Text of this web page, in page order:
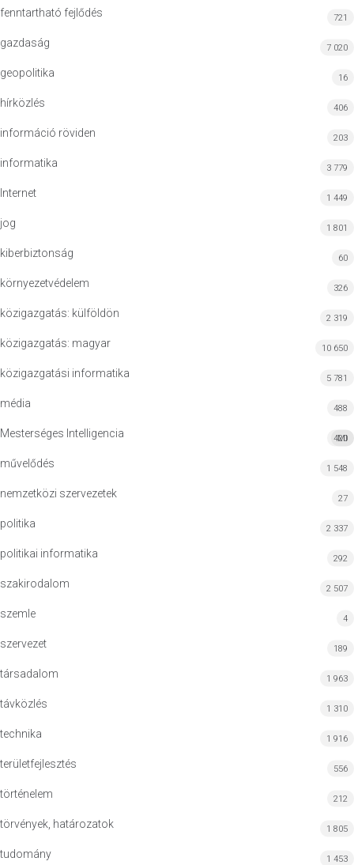
fenntartható fejlődés 721
gazdaság 7 020
geopolitika 16
hírközlés 406
információ röviden 203
informatika 3 779
Internet 1 449
jog 1 801
kiberbiztonság 60
környezetvédelem 326
közigazgatás: külföldön 2 319
közigazgatás: magyar 10 650
közigazgatási informatika 5 781
média 488
Mesterséges Intelligencia MI
420
művelődés 1 548
nemzetközi szervezetek 27
politika 2 337
politikai informatika 292
szakirodalom 2 507
szemle 4
szervezet 189
társadalom 1 963
távközlés 1 310
technika 1 916
területfejlesztés 556
történelem 212
törvények, határozatok 1 805
tudomány 1 453